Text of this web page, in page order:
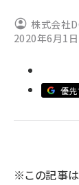
z世
llmo
株式会社
式会社）
2020年6月1
優先
※この記事